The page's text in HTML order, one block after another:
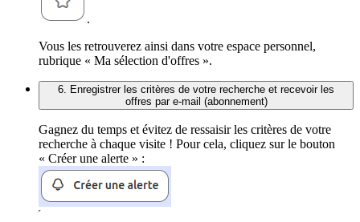
.
Vous les retrouverez ainsi dans votre espace personnel,
rubrique « Ma sélection d'offres ».
6. Enregistrer les critères de votre recherche et recevoir les
offres par e-mail (abonnement)
Gagnez du temps et évitez de ressaisir les critères de votre
recherche à chaque visite ! Pour cela, cliquez sur le bouton
« Créer une alerte » :